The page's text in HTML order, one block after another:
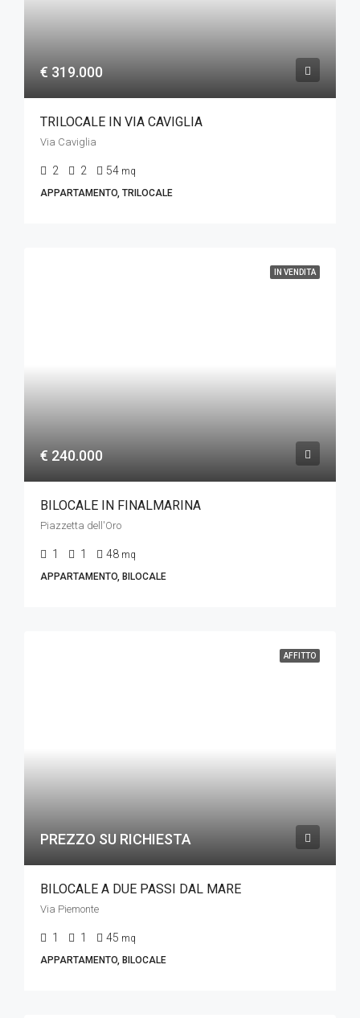
€ 319.000
TRILOCALE IN VIA CAVIGLIA
Via Caviglia
2 2 54 mq
APPARTAMENTO, TRILOCALE
IN VENDITA
€ 240.000
BILOCALE IN FINALMARINA
Piazzetta dell'Oro
1 1 48 mq
APPARTAMENTO, BILOCALE
AFFITTO
PREZZO SU RICHIESTA
BILOCALE A DUE PASSI DAL MARE
Via Piemonte
1 1 45 mq
APPARTAMENTO, BILOCALE